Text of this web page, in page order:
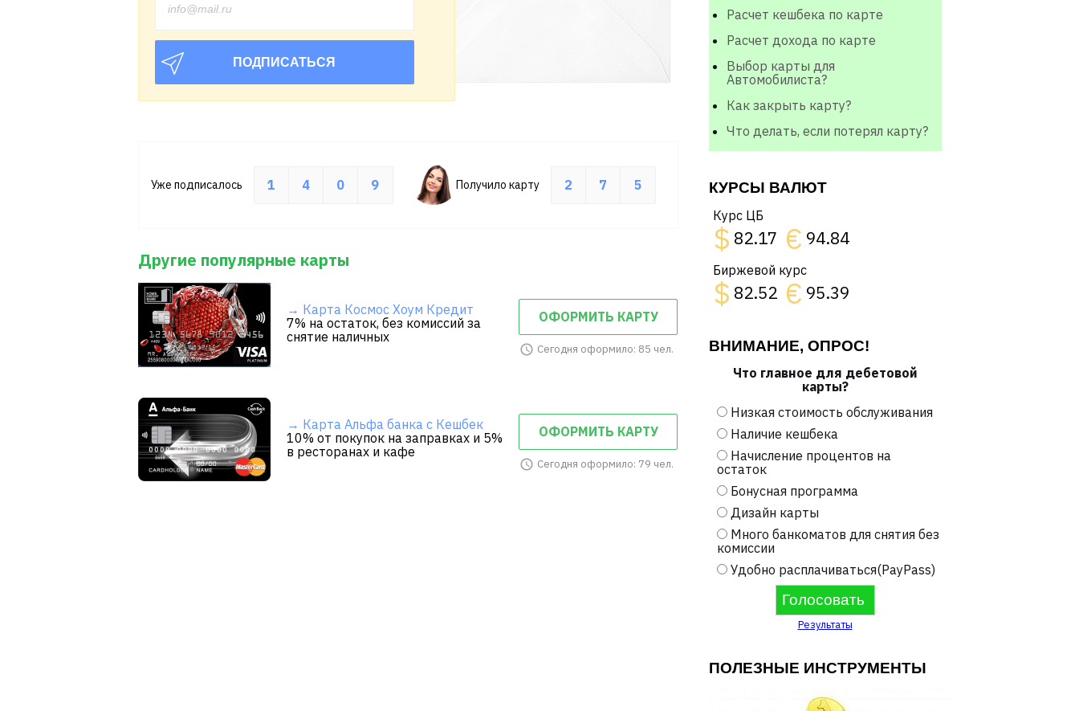
Уже подписалось 1 4 0 9 Получило карту 2 7 5
Другие популярные карты
→ Карта Космос Хоум Кредит
7% на остаток, без комиссий за
снятие наличных
ОФОРМИТЬ КАРТУ
Сегодня оформило: 85 чел.
→ Карта Альфа банка с Кешбек
10% от покупок на заправках и 5%
в ресторанах и кафе
ОФОРМИТЬ КАРТУ
Сегодня оформило: 79 чел.
Расчет кешбека по карте
Расчет дохода по карте
Выбор карты для
Автомобилиста?
Как закрыть карту?
Что делать, если потерял карту?
КУРСЫ ВАЛЮТ
Курс ЦБ
$ 82.17 € 94.84
Биржевой курс
$ 82.52 € 95.39
ВНИМАНИЕ, ОПРОС!
Что главное для дебетовой
карты?
Низкая стоимость обслуживания
Наличие кешбека
Начисление процентов на
остаток
Бонусная программа
Дизайн карты
Много банкоматов для снятия без
комиссии
Удобно расплачиваться(PayPass)
Результаты
ПОЛЕЗНЫЕ ИНСТРУМЕНТЫ